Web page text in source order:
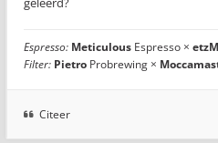
Espresso: Meticulous Espresso ×
Filter: Pietro Probrewing ×
Citeer